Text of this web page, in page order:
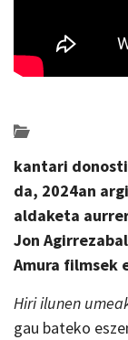
kantari
da, 2024an
aldaketa
Jon
Amura filmsek
Hiri ilunen
gau bateko